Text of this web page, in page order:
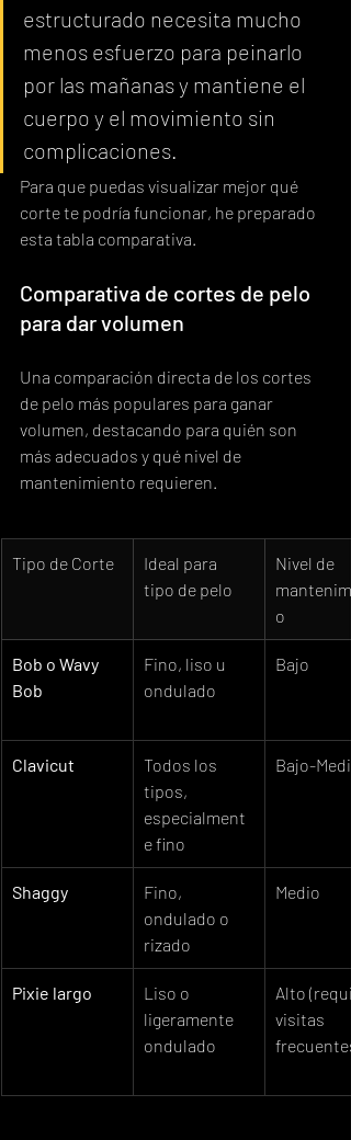
estructurado necesita mucho
menos esfuerzo para peinarlo
por las mañanas y mantiene el
cuerpo y el movimiento sin
complicaciones.
Para que puedas visualizar mejor qué
corte te podría funcionar, he preparado
esta tabla comparativa.
Comparativa de cortes de pelo
para dar volumen
Una comparación directa de los cortes
de pelo más populares para ganar
volumen, destacando para quién son
más adecuados y qué nivel de
mantenimiento requieren.
Tipo de Corte
Ideal para
tipo de pelo
Nivel de
o
Bob o Wavy
Bob
Fino, liso u
ondulado
Bajo
Clavicut
Todos los
tipos,
especialment
e fino
Bajo-Medio
Shaggy
Fino,
ondulado o
rizado
Medio
Pixie largo
Liso o
ligeramente
ondulado
Alto
visitas
frecuentes)